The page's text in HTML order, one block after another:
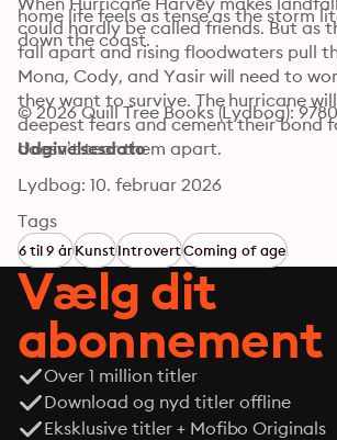
home life feels as tense as the storm
down the coast.
could hardly be called friends. But as
fall apart and rising floodwaters pull
Mona, Cody, and Yasir will need to
they want to survive. The hurricane
deepest fears and cement their
doesn’t tear them apart.
© 2026 Quill Tree Books (Lydbog):
Udgivelsesdato
Lydbog: 10. februar 2026
Tags
6 til 9 årKunstIntrovertComing of age
Vælg dit
abonnement
Over 1 million titler
Download og nyd titler offline
Eksklusive titler + Mofibo Originals